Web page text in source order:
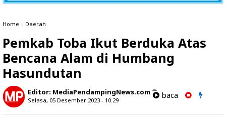
Home » Daerah
Pemkab Toba Ikut Berduka Atas
Bencana Alam di Humbang
Hasundutan
Editor: MediaPendampingNews.com
Selasa, 05 Desember 2023 - 10.29
baca